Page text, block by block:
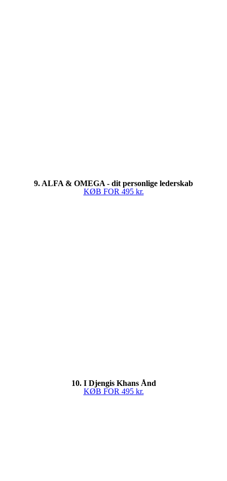
9. ALFA & OMEGA - dit personlige lederskab
KØB FOR 495 kr.
10. I Djengis Khans Ånd
KØB FOR 495 kr.